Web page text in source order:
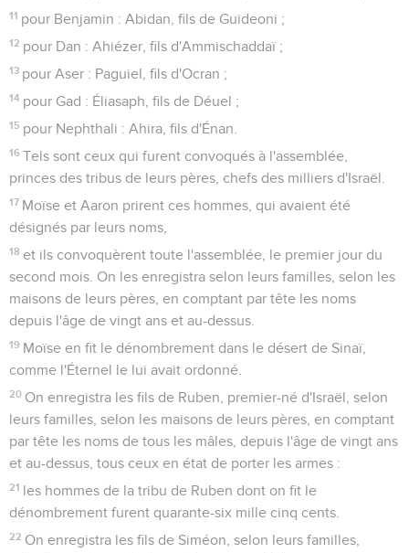
11 pour Benjamin : Abidan, fils de Guideoni ;
12 pour Dan : Ahiézer, fils d'Ammischaddaï ;
13 pour Aser : Paguiel, fils d'Ocran ;
14 pour Gad : Éliasaph, fils de Déuel ;
15 pour Nephthali : Ahira, fils d'Énan.
16 Tels sont ceux qui furent convoqués à l'assemblée,
princes des tribus de leurs pères, chefs des milliers d'Israël.
17 Moïse et Aaron prirent ces hommes, qui avaient été
désignés par leurs noms,
18 et ils convoquèrent toute l'assemblée, le premier jour du
second mois. On les enregistra selon leurs familles, selon les
maisons de leurs pères, en comptant par tête les noms
depuis l'âge de vingt ans et au-dessus.
19 Moïse en fit le dénombrement dans le désert de Sinaï,
comme l'Éternel le lui avait ordonné.
20 On enregistra les fils de Ruben, premier-né d'Israël, selon
leurs familles, selon les maisons de leurs pères, en comptant
par tête les noms de tous les mâles, depuis l'âge de vingt ans
et au-dessus, tous ceux en état de porter les armes :
21 les hommes de la tribu de Ruben dont on fit le
dénombrement furent quarante-six mille cinq cents.
22 On enregistra les fils de Siméon, selon leurs familles,